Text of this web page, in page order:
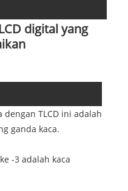
digital yang
dengan TLCD ini adalah
ganda kaca.
-3 adalah kaca